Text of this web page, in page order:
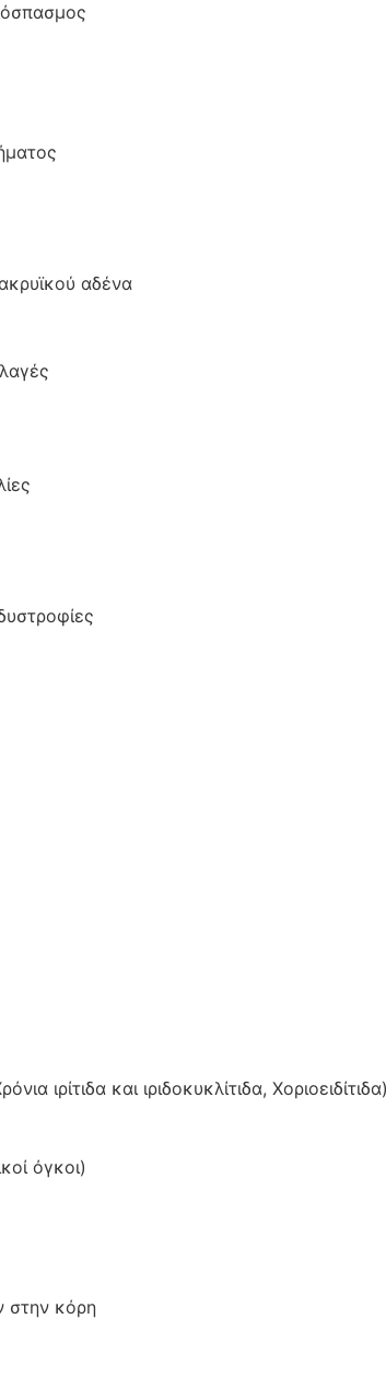
αδένα
ιρίτιδα και ιριδοκυκλίτιδα, Χοριοειδίτιδα)
όγκοι)
στην κόρη